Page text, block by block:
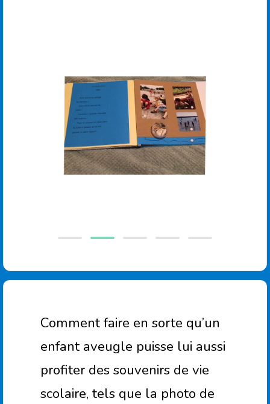
Comment faire en sorte qu’un
enfant aveugle puisse lui aussi
profiter des souvenirs de vie
scolaire, tels que la photo de